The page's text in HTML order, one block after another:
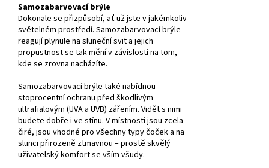
Samozabarvovací brýle
Dokonale se přizpůsobí, ať už jste v jakémkoliv
světelném prostředí. Samozabarvovací brýle
reagují plynule na sluneční svit a jejich
propustnost se tak mění v závislosti na tom,
kde se zrovna nacházíte.
Samozabarvovací brýle také nabídnou
stoprocentní ochranu před škodlivým
ultrafialovým (UVA a UVB) zářením. Vidět s nimi
budete dobře i ve stínu. V místnosti jsou zcela
čiré, jsou vhodné pro všechny typy čoček a na
slunci přirozeně ztmavnou – prostě skvělý
uživatelský komfort se vším všudy.